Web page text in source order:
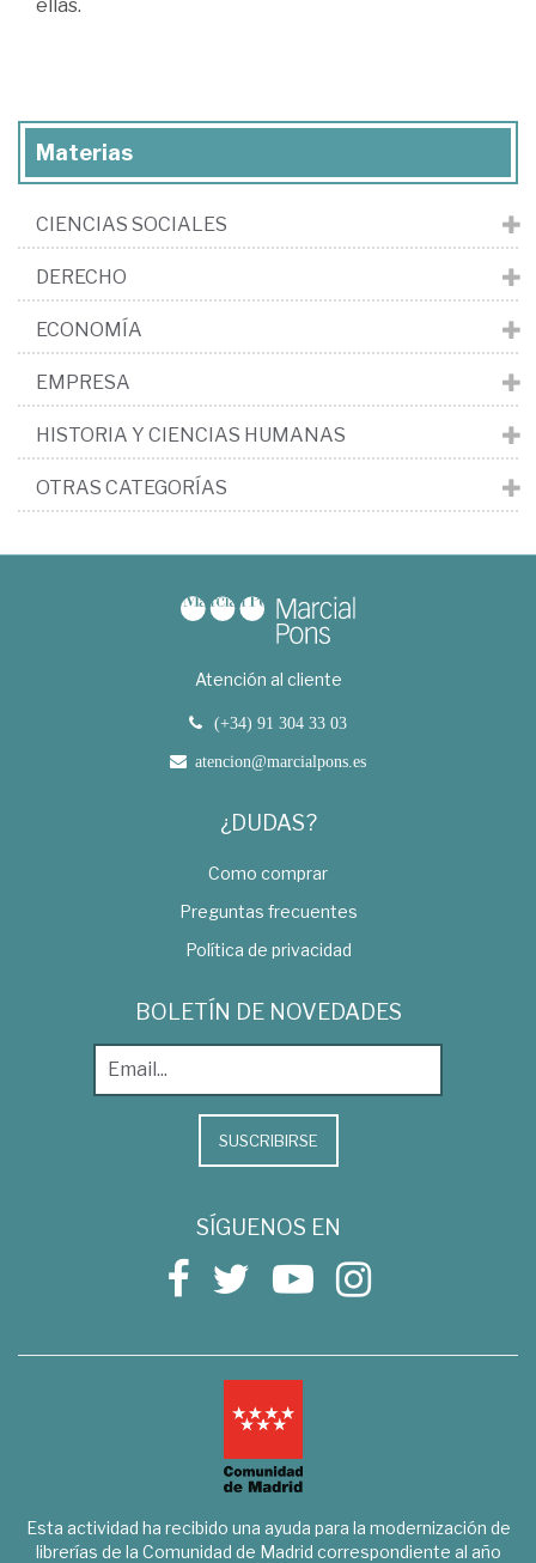
ellas.
Materias
CIENCIAS SOCIALES
DERECHO
ECONOMÍA
EMPRESA
HISTORIA Y CIENCIAS HUMANAS
OTRAS CATEGORÍAS
Atención al cliente
(+34) 91 304 33 03
atencion@marcialpons.es
¿DUDAS?
Como comprar
Preguntas frecuentes
Política de privacidad
BOLETÍN DE NOVEDADES
SUSCRIBIRSE
SÍGUENOS EN
Esta actividad ha recibido una ayuda para la modernización de
librerías de la Comunidad de Madrid correspondiente al año